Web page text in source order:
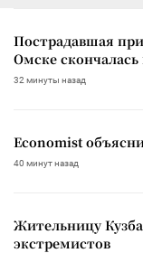
Пострадавшая
Омске
32 минуты назад
Economist
40 минут назад
Жительницу
экстремистов